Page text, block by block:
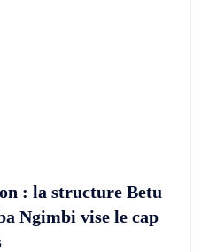
: la structure Betu
Ngimbi vise le cap